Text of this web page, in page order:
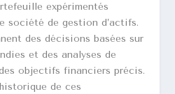
expérimentés
société de gestion d’actifs.
des décisions basées sur
et des analyses de
objectifs financiers précis.
de ces